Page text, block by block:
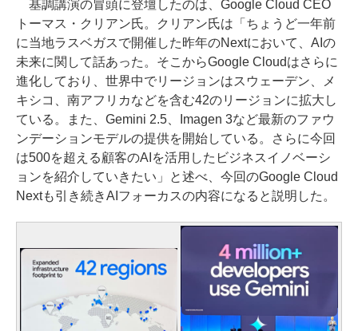
基調講演の冒頭に登壇したのは、Google Cloud CEO
トーマス・クリアン氏。クリアン氏は「ちょうど一年前
に当地ラスベガスで開催した昨年のNextにおいて、AIの
未来に関して話あった。そこからGoogle Cloudはさらに
進化しており、世界中でリージョンはスウェーデン、メ
キシコ、南アフリカなどを含む42のリージョンに拡大し
ている。また、Gemini 2.5、Imagen 3など最新のファウ
ンデーションモデルの提供を開始している。さらに今回
は500を超える顧客のAIを活用したビジネスイノベーシ
ョンを紹介していきたい」と述べ、今回のGoogle Cloud
Nextも引き続きAIフォーカスの内容になると説明した。